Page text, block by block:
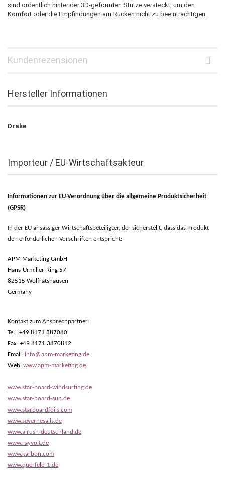
sind ordentlich hinter der 3D-geformten Stütze versteckt, um den
Komfort oder die Empfindungen am Rücken nicht zu beeinträchtigen.
Kundenrezensionen
Hersteller Informationen
Drake
Importeur / EU-Wirtschaftsakteur
Informationen zur EU-Verordnung über die allgemeine Produktsicherheit
(GPSR)
In der EU ansässiger Wirtschaftsbeteiligter, der sicherstellt, dass das Produkt
den erforderlichen Vorschriften entspricht:
APM Marketing GmbH
Hans-Urmiller-Ring 57
82515 Wolfratshausen
Germany
Kontakt zum Ansprechpartner:
Tel.: +49 8171 387080
Fax: +49 8171 3870812
Email: info@apm-marketing.de
Web: www.apm-marketing.de
www.star-board-windsurfing.de
www.star-board-sup.de
www.starboardfoils.com
www.severnesails.de
www.airush-deutschland.de
www.rayvolt.de
www.karbon.com
www.querfeld-1.de